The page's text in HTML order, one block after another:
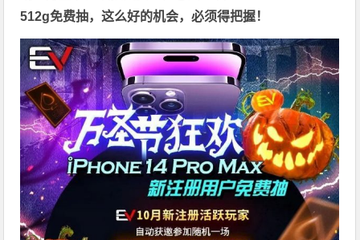
512g免费抽，这么好的机会，必须得把握！